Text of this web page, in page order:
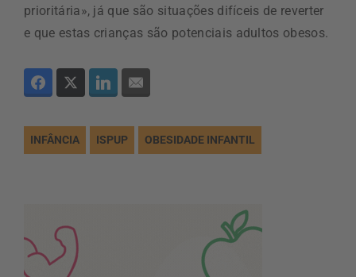
prioritária», já que são situações difíceis de reverter
e que estas crianças são potenciais adultos obesos.
INFÂNCIA ISPUP OBESIDADE INFANTIL